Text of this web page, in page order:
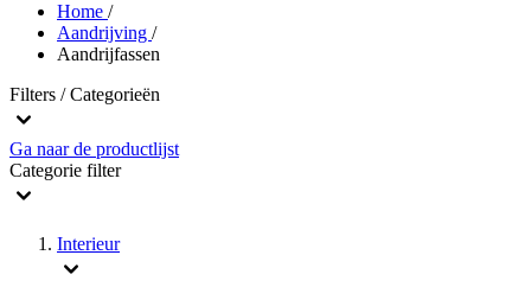
Home /
Aandrijving /
Aandrijfassen
Filters / Categorieën
Ga naar de productlijst
Categorie filter
Interieur